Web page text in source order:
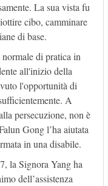
La sua vista fu
cibo, camminare
di base.
di pratica in
all'inizio della
l'opportunità di
A
persecuzione, non è
Gong l’ha aiutata
in una disabile.
la Signora Yang ha
dell’assistenza